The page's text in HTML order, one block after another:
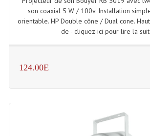
Microphones Scène Et
Microphones Filaires
Microphones De Surface
Multi-Effets, Reverbes Etc...
son coaxial 5 W / 100v. Installation
orientable. HP Double cône / Dual cone.
de - cliquez-ici pour lire la
124.00E